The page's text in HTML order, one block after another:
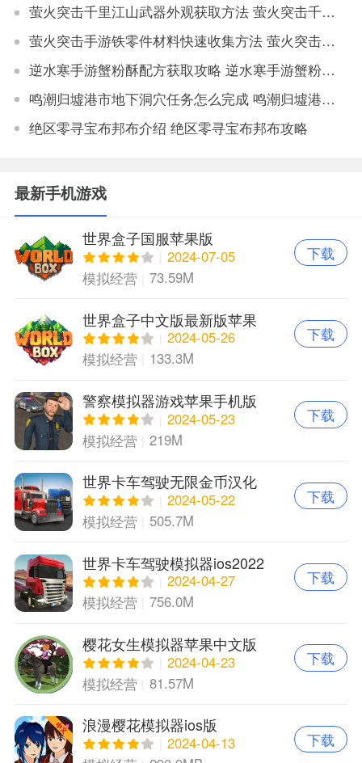
萤火突击千里江山武器外观获取方法 萤火突击千里江山如何获取武器外观
萤火突击手游铁零件材料快速收集方法 萤火突击手游铁零件材料获取地点大全
逆水寒手游蟹粉酥配方获取攻略 逆水寒手游蟹粉酥配方怎么获得
鸣潮归墟港市地下洞穴任务怎么完成 鸣潮归墟港市地下洞穴任务完成攻略
绝区零寻宝布邦布介绍 绝区零寻宝布邦布攻略
最新手机游戏
世界盒子国服苹果版
2024-07-05
模拟经营
73.59M
下载
世界盒子中文版最新版苹果
版
2024-05-26
模拟经营
133.3M
下载
警察模拟器游戏苹果手机版
2024-05-23
模拟经营
219M
下载
世界卡车驾驶无限金币汉化
版新版本苹果版2024-05-22
模拟经营
505.7M
下载
世界卡车驾驶模拟器ios2022
版本
2024-04-27
模拟经营
756.0M
下载
樱花女生模拟器苹果中文版
2024-04-23
模拟经营
81.57M
下载
浪漫樱花模拟器ios版
2024-04-13
下载